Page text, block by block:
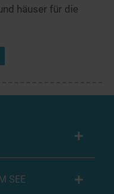
häuser für die
SEE